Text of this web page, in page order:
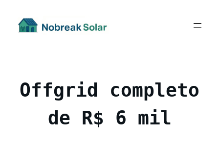
para
Offgrid completo
de R$ 6 mil